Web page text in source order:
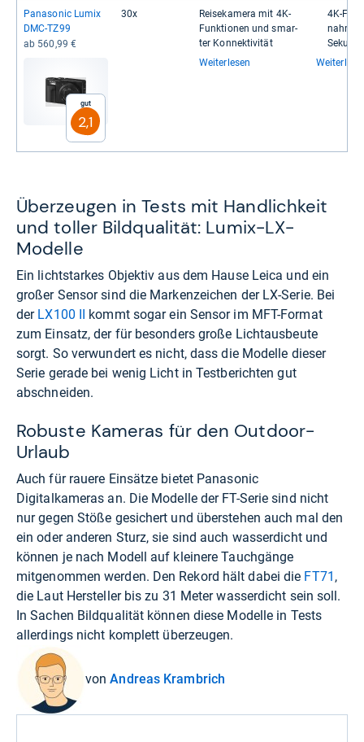
Pana­so­nic Lumix
DMC-​TZ99
ab 560,99 €
Gut
2,1
30x
Rei­se­ka­mera mit 4K-​
Funk­tio­nen und smar­
ter Kon­nek­ti­vi­tät
Weiterlesen
4K-​​
nahme
Überzeugen in Tests mit Handlichkeit
und toller Bildqualität: Lumix-LX-
Modelle
Ein lichtstarkes Objektiv aus dem Hause Leica und ein
großer Sensor sind die Markenzeichen der LX-Serie. Bei
der LX100 II kommt sogar ein Sensor im MFT-Format
zum Einsatz, der für besonders große Lichtausbeute
sorgt. So verwundert es nicht, dass die Modelle dieser
Serie gerade bei wenig Licht in Testberichten gut
abschneiden.
Robuste Kameras für den Outdoor-
Urlaub
Auch für rauere Einsätze bietet Panasonic
Digitalkameras an. Die Modelle der FT-Serie sind nicht
nur gegen Stöße gesichert und überstehen auch mal den
ein oder anderen Sturz, sie sind auch wasserdicht und
können je nach Modell auf kleinere Tauchgänge
mitgenommen werden. Den Rekord hält dabei die FT71 ,
die Laut Hersteller bis zu 31 Meter wasserdicht sein soll.
In Sachen Bildqualität können diese Modelle in Tests
allerdings nicht komplett überzeugen.
vonAndreas Krambrich